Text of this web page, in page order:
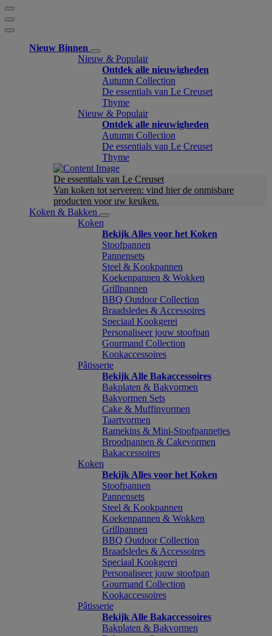
Nieuw Binnen
Nieuw & Populair
Ontdek alle nieuwigheden
Autumn Collection
De essentials van Le Creuset
Thyme
Nieuw & Populair
Ontdek alle nieuwigheden
Autumn Collection
De essentials van Le Creuset
Thyme
De essentials van Le Creuset
Van koken tot serveren: vind hier de onmisbare
producten voor uw keuken.
Koken & Bakken
Koken
Bekijk Alles voor het Koken
Stoofpannen
Pannensets
Steel & Kookpannen
Koekenpannen & Wokken
Grillpannen
BBQ Outdoor Collection
Braadsledes & Accessoires
Speciaal Kookgerei
Personaliseer jouw stoofpan
Gourmand Collection
Kookaccessoires
Pâtisserie
Bekijk Alle Bakaccessoires
Bakplaten & Bakvormen
Bakvormen Sets
Cake & Muffinvormen
Taartvormen
Ramekins & Mini-Stoofpannetjes
Broodpannen & Cakevormen
Bakaccessoires
Koken
Bekijk Alles voor het Koken
Stoofpannen
Pannensets
Steel & Kookpannen
Koekenpannen & Wokken
Grillpannen
BBQ Outdoor Collection
Braadsledes & Accessoires
Speciaal Kookgerei
Personaliseer jouw stoofpan
Gourmand Collection
Kookaccessoires
Pâtisserie
Bekijk Alle Bakaccessoires
Bakplaten & Bakvormen